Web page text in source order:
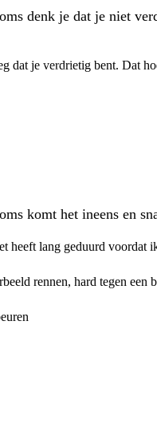
denk je dat je niet
dat je verdrietig bent. Dat
komt het ineens en
heeft lang geduurd
rennen, hard tegen een